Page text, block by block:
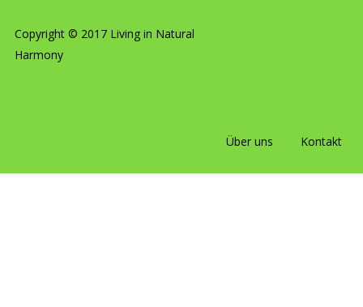
Copyright © 2017 Living in Natural
Harmony
Über uns Kontakt